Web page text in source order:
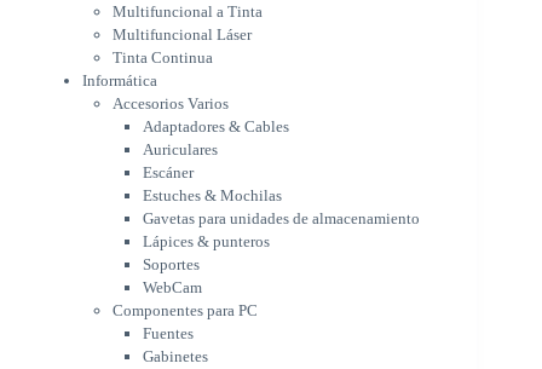
Escáner
Estuches & Mochilas
Gavetas para unidades de
almacenamiento
Lápices & punteros
Soportes
WebCam
Componentes para PC
Fuentes
Gabinetes
Kit Mouses & Teclados
Memoria RAM
Monitores
Mouses & Pads
Placas Madres
Multifuncional a Tinta
Multifuncional Láser
Tinta Continua
Informática
Accesorios Varios
Adaptadores & Cables
Auriculares
Escáner
Estuches & Mochilas
Gavetas para unidades de almacenamiento
Lápices & punteros
Soportes
WebCam
Componentes para PC
Fuentes
Gabinetes